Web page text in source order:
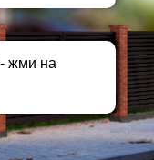
жми на